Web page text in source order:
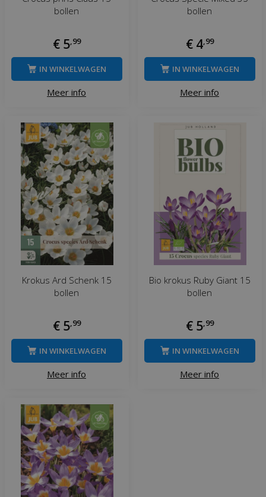
bollen
€ 5,99
Meer info
IN WINKELWAGEN
bollen
€ 4,99
Meer info
IN WINKELWAGEN
Krokus Ard Schenk 15
bollen
€ 5,99
Meer info
IN WINKELWAGEN
Bio krokus Ruby Giant 15
bollen
€ 5,99
Meer info
IN WINKELWAGEN